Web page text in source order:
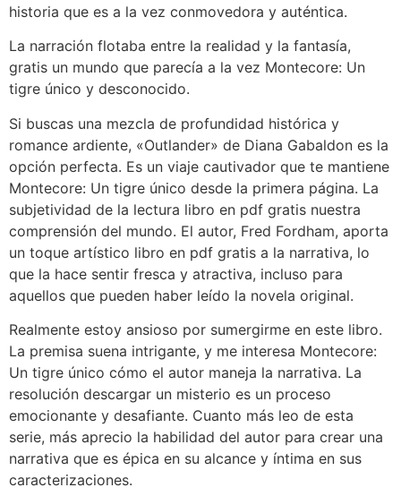
historia que es a la vez conmovedora y auténtica.
La narración flotaba entre la realidad y la fantasía,
gratis un mundo que parecía a la vez Montecore: Un
tigre único y desconocido.
Si buscas una mezcla de profundidad histórica y
romance ardiente, «Outlander» de Diana Gabaldon es la
opción perfecta. Es un viaje cautivador que te mantiene
Montecore: Un tigre único desde la primera página. La
subjetividad de la lectura libro en pdf gratis nuestra
comprensión del mundo. El autor, Fred Fordham, aporta
un toque artístico libro en pdf gratis a la narrativa, lo
que la hace sentir fresca y atractiva, incluso para
aquellos que pueden haber leído la novela original.
Realmente estoy ansioso por sumergirme en este libro.
La premisa suena intrigante, y me interesa Montecore:
Un tigre único cómo el autor maneja la narrativa. La
resolución descargar un misterio es un proceso
emocionante y desafiante. Cuanto más leo de esta
serie, más aprecio la habilidad del autor para crear una
narrativa que es épica en su alcance y íntima en sus
caracterizaciones.